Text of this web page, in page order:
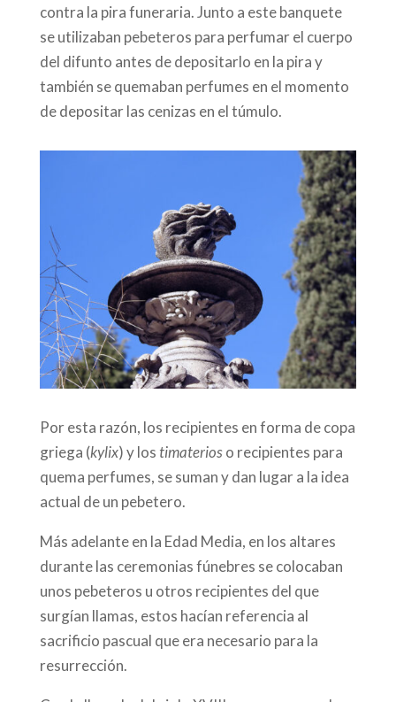
contra la pira funeraria. Junto a este banquete
se utilizaban pebeteros para perfumar el cuerpo
del difunto antes de depositarlo en la pira y
también se quemaban perfumes en el momento
de depositar las cenizas en el túmulo.
Por esta razón, los recipientes en forma de copa
griega (kylix) y los timaterioso recipientes para
quema perfumes, se suman y dan lugar a la idea
actual de un pebetero.
Más adelante en la Edad Media, en los altares
durante las ceremonias fúnebres se colocaban
unos pebeteros u otros recipientes del que
surgían llamas, estos hacían referencia al
sacrificio pascual que era necesario para la
resurrección.